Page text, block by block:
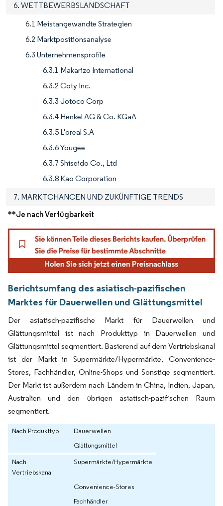
6. WETTBEWERBSLANDSCHAFT
6.1 Meistangewandte Strategien
6.2 Marktpositionsanalyse
6.3 Unternehmensprofile
6.3.1 Makarizo International
6.3.2 Coty Inc.
6.3.3 Jotoco Corp
6.3.4 Henkel AG & Co. KGaA
6.3.5 L'oreal S.A
6.3.6 Yougee
6.3.7 Shiseido Co., Ltd
6.3.8 Kao Corporation
7. MARKTCHANCEN UND ZUKÜNFTIGE TRENDS
**Je nach Verfügbarkeit
Berichtsumfang des asiatisch-pazifischen
Marktes für Dauerwellen und Glättungsmittel
Der asiatisch-pazifische Markt für Dauerwellen und
Glättungsmittel ist nach Produkttyp in Dauerwellen und
Glättungsmittel segmentiert. Basierend auf dem Vertriebskanal
ist der Markt in Supermärkte/Hypermärkte, Convenience-
Stores, Fachhändler, Online-Shops und Sonstige segmentiert.
Der Markt ist außerdem nach Ländern in China, Indien, Japan,
Australien und den übrigen asiatisch-pazifischen Raum
segmentiert.
Nach Produkttyp
Dauerwellen
Glättungsmittel
Nach
Vertriebskanal
Supermärkte/Hypermärkte
Convenience-Stores
Fachhändler